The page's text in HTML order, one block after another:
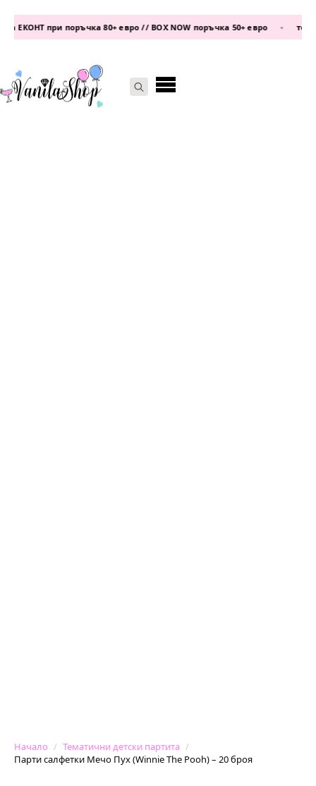
при поръчка 80+ евро // BOX NOW поръчка 50+ евро •
Начало
Тематични детски партита
Парти салфетки Мечо Пух (Winnie The Pooh) – 20 броя